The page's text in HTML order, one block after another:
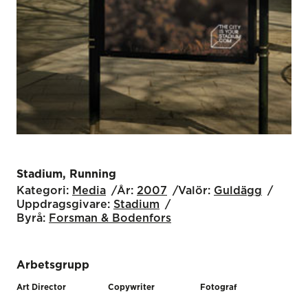
Stadium, Running
Kategori: Media År: 2007 Valör: Guldägg
Uppdragsgivare: Stadium
Byrå: Forsman & Bodenfors
Arbetsgrupp
Art Director
Copywriter
Fotograf